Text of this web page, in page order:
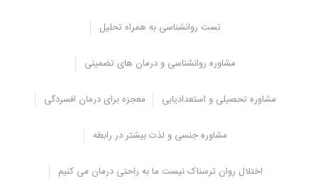
تست روانشناسی به همراه تحلیل
مشاوره روانشناسی و درمان های تضمینی
مشاوره تحصیلی و استعدادیابی معجزه برای درمان افسردگی
مشاوره جنسی و لذت بیشتر در رابطه
اختلال روان ترسناک نیست ما به راحتی درمان می کنیم
اما گام به گام و با افزایش میزان تعامل و شناخت این رشته و همچنین
ارتباطات آن با سایر علوم از جمله روانشناسی انسان شناسی و زبان شناسی
شناختی و علوم بنیادی در مناطق مختلف ایران مشغول به فعالیت هستند.